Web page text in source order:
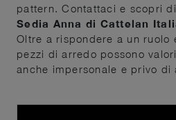
pattern. Contattaci e scopri
Sedia Anna di Cattelan
Oltre a rispondere a un ruolo
pezzi di arredo possono
anche impersonale e privo di